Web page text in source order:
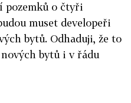
pozemků o čtyři
muset developeři
bytů. Odhaduji, že to
bytů i v řádu